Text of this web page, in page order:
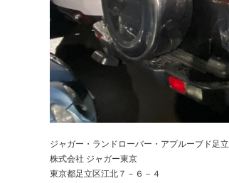
ジャガー・ランドローバー・アプルーブド足立
株式会社 ジャガー東京
東京都足立区江北７－６－４